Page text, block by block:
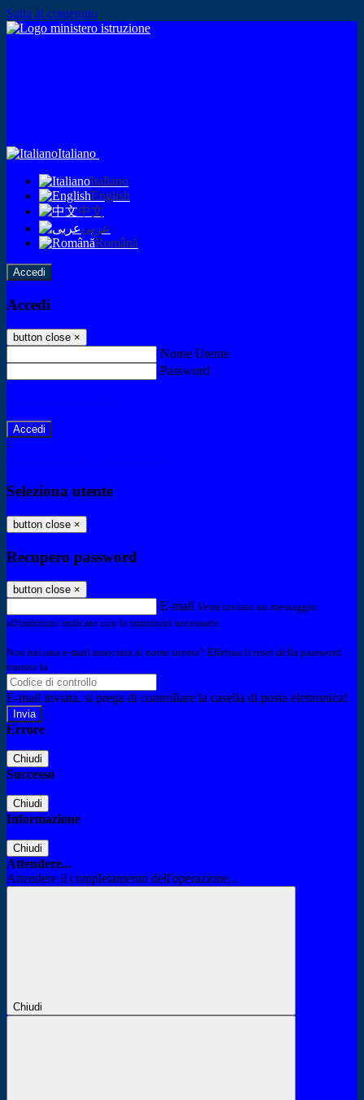
Salta al contenuto
Italiano
Italiano
English
中文
عربى
Română
Accedi
Accedi
button close ×
Nome Utente
Password
-
Seleziona utente
button close ×
Recupero password
button close ×
E-mail Verrà inviato un messaggio
all'indirizzo indicato con le istruzioni necessarie.
Non hai una e-mail associata al nome utente? Effettua il reset della password
tramite la
E-mail inviata, si prega di controllare la casella di posta elettronica!
Errore
Chiudi
Successo
Chiudi
Informazione
Chiudi
Attendere...
Attendere il completamento dell'operazione...
Chiudi